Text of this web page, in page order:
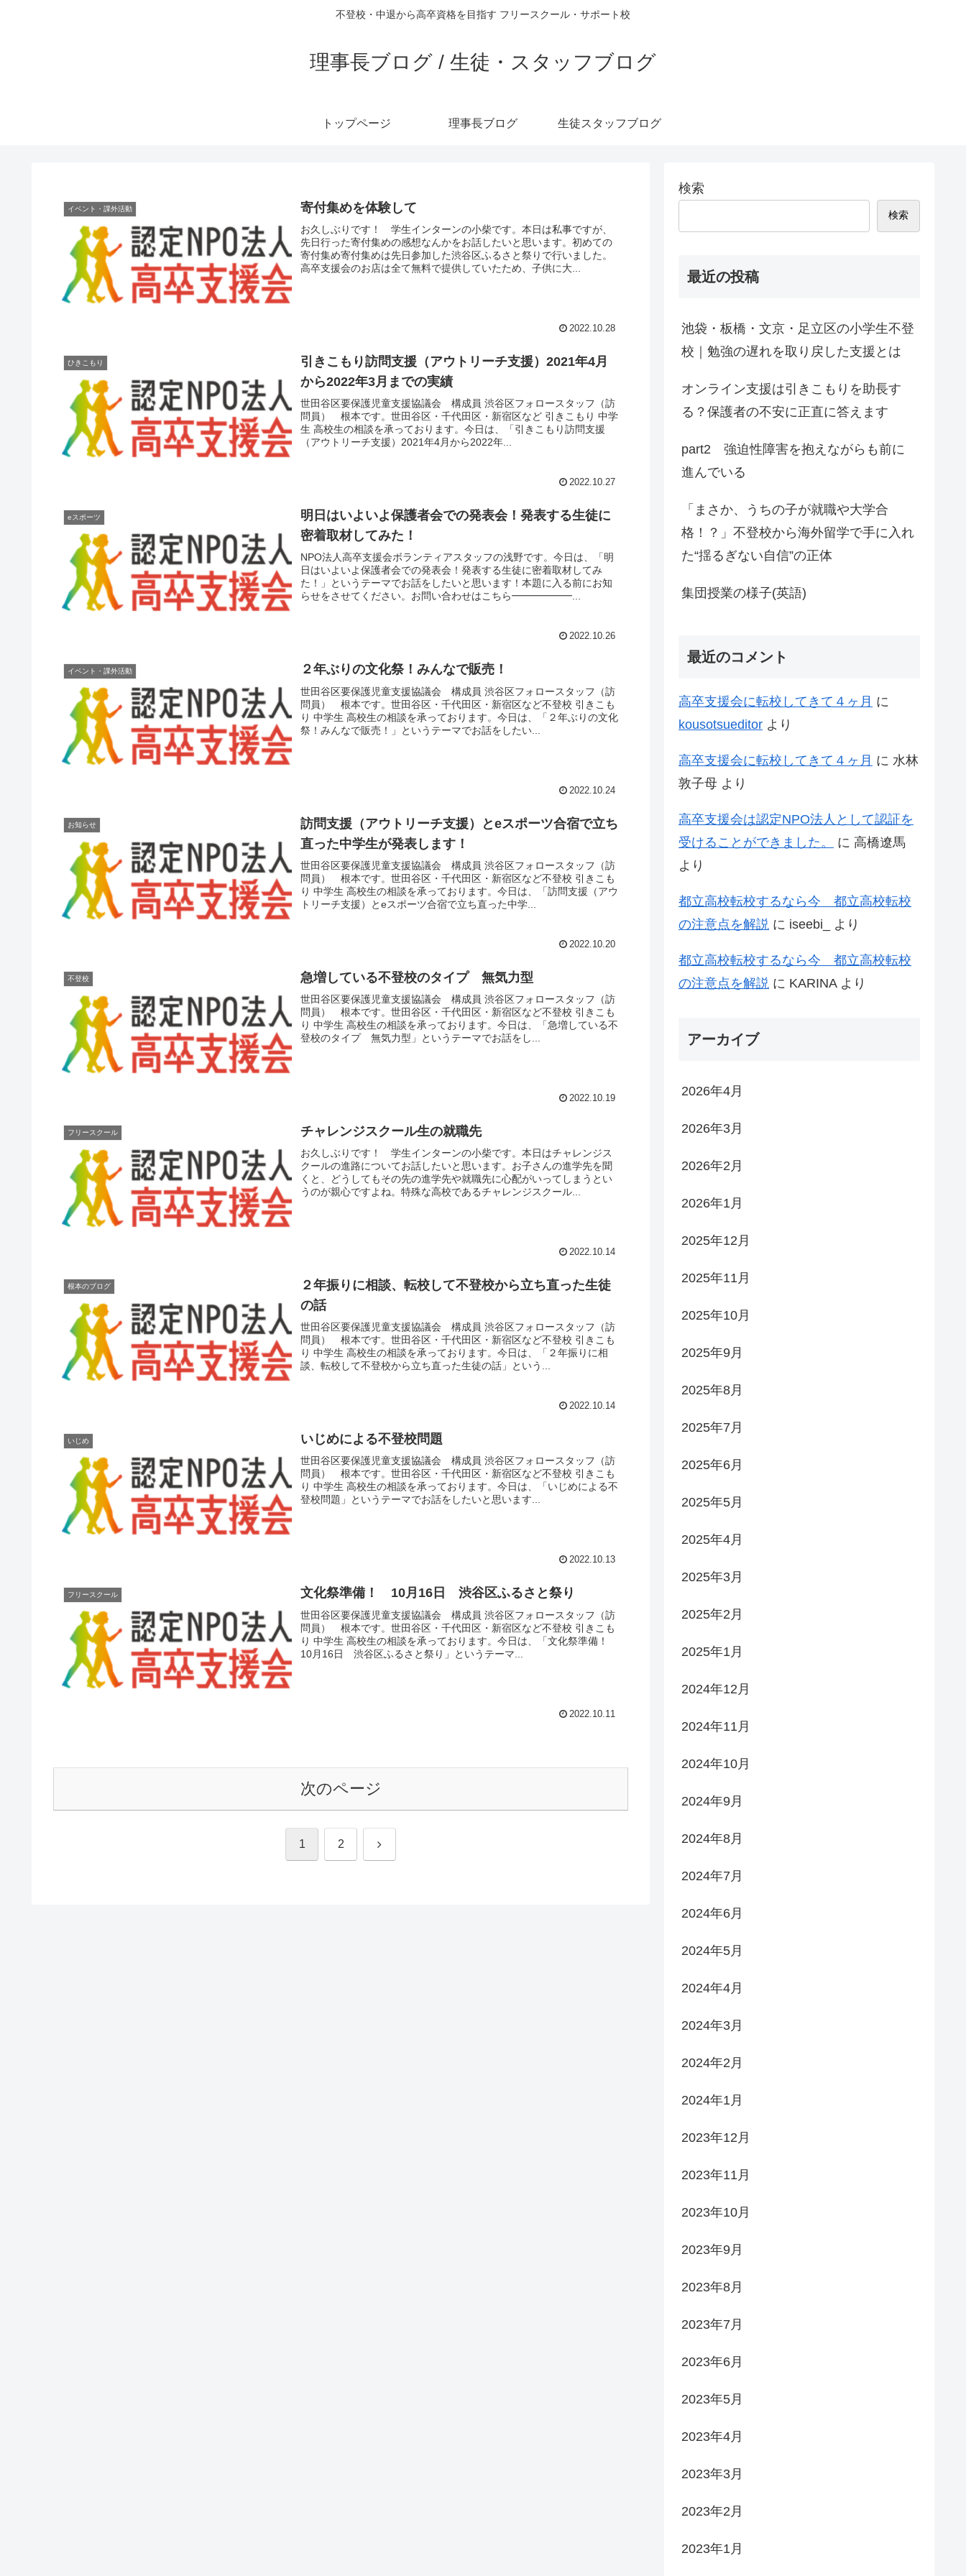
不登校・中退から高卒資格を目指す フリースクール・サポート校
理事長ブログ / 生徒・スタッフブログ
トップページ 理事長ブログ 生徒スタッフブログ
イベント・課外活動 寄付集めを体験して
お久しぶりです！ 学生インターンの小柴です。本日は私事ですが、
先日行った寄付集めの感想なんかをお話したいと思います。初めての
寄付集め寄付集めは先日参加した渋谷区ふるさと祭りで行いました。
高卒支援会のお店は全て無料で提供していたため、子供に大...
2022.10.28
ひきこもり
引きこもり訪問支援（アウトリーチ支援）2021年4月
から2022年3月までの実績
世田谷区要保護児童支援協議会 構成員 渋谷区フォロースタッフ（訪
問員） 根本です。世田谷区・千代田区・新宿区など 引きこもり 中学
生 高校生の相談を承っております。今日は、「引きこもり訪問支援
（アウトリーチ支援）2021年4月から2022年...
2022.10.27
eスポーツ
明日はいよいよ保護者会での発表会！発表する生徒に
密着取材してみた！
NPO法人高卒支援会ボランティアスタッフの浅野です。今日は、「明
日はいよいよ保護者会での発表会！発表する生徒に密着取材してみ
た！」というテーマでお話をしたいと思います！本題に入る前にお知
らせをさせてください。お問い合わせはこちら━━━━━━...
2022.10.26
イベント・課外活動 ２年ぶりの文化祭！みんなで販売！
世田谷区要保護児童支援協議会 構成員 渋谷区フォロースタッフ（訪
問員） 根本です。世田谷区・千代田区・新宿区など不登校 引きこも
り 中学生 高校生の相談を承っております。今日は、「２年ぶりの文化
祭！みんなで販売！」というテーマでお話をしたい...
2022.10.24
お知らせ
訪問支援（アウトリーチ支援）とeスポーツ合宿で立ち
直った中学生が発表します！
世田谷区要保護児童支援協議会 構成員 渋谷区フォロースタッフ（訪
問員） 根本です。世田谷区・千代田区・新宿区など不登校 引きこも
り 中学生 高校生の相談を承っております。今日は、「訪問支援（アウ
トリーチ支援）とeスポーツ合宿で立ち直った中学...
2022.10.20
不登校 急増している不登校のタイプ 無気力型
世田谷区要保護児童支援協議会 構成員 渋谷区フォロースタッフ（訪
問員） 根本です。世田谷区・千代田区・新宿区など不登校 引きこも
り 中学生 高校生の相談を承っております。今日は、「急増している不
登校のタイプ 無気力型」というテーマでお話をし...
2022.10.19
フリースクール チャレンジスクール生の就職先
お久しぶりです！ 学生インターンの小柴です。本日はチャレンジス
クールの進路についてお話したいと思います。お子さんの進学先を聞
くと、どうしてもその先の進学先や就職先に心配がいってしまうとい
うのが親心ですよね。特殊な高校であるチャレンジスクール...
2022.10.14
根本のブログ
２年振りに相談、転校して不登校から立ち直った生徒
の話
世田谷区要保護児童支援協議会 構成員 渋谷区フォロースタッフ（訪
問員） 根本です。世田谷区・千代田区・新宿区など不登校 引きこも
り 中学生 高校生の相談を承っております。今日は、「２年振りに相
談、転校して不登校から立ち直った生徒の話」という...
2022.10.14
いじめ いじめによる不登校問題
世田谷区要保護児童支援協議会 構成員 渋谷区フォロースタッフ（訪
問員） 根本です。世田谷区・千代田区・新宿区など不登校 引きこも
り 中学生 高校生の相談を承っております。今日は、「いじめによる不
登校問題」というテーマでお話をしたいと思います...
2022.10.13
フリースクール 文化祭準備！ 10月16日 渋谷区ふるさと祭り
世田谷区要保護児童支援協議会 構成員 渋谷区フォロースタッフ（訪
問員） 根本です。世田谷区・千代田区・新宿区など不登校 引きこも
り 中学生 高校生の相談を承っております。今日は、「文化祭準備！
10月16日 渋谷区ふるさと祭り」というテーマ...
2022.10.11
次のページ
1 2 次
検索
検索
最近の投稿
池袋・板橋・文京・足立区の小学生不登
校｜勉強の遅れを取り戻した支援とは
オンライン支援は引きこもりを助長す
る？保護者の不安に正直に答えます
part2 強迫性障害を抱えながらも前に
進んでいる
「まさか、うちの子が就職や大学合
格！？」不登校から海外留学で手に入れ
た“揺るぎない自信”の正体
集団授業の様子(英語)
最近のコメント
高卒支援会に転校してきて４ヶ月 に
kousotsueditor より
高卒支援会に転校してきて４ヶ月 に 水林
敦子母 より
高卒支援会は認定NPO法人として認証を
受けることができました。
に 高橋遼馬
より
都立高校転校するなら今 都立高校転校
の注意点を解説 に iseebi_ より
都立高校転校するなら今 都立高校転校
の注意点を解説 に KARINAより
アーカイブ
2026年4月
2026年3月
2026年2月
2026年1月
2025年12月
2025年11月
2025年10月
2025年9月
2025年8月
2025年7月
2025年6月
2025年5月
2025年4月
2025年3月
2025年2月
2025年1月
2024年12月
2024年11月
2024年10月
2024年9月
2024年8月
2024年7月
2024年6月
2024年5月
2024年4月
2024年3月
2024年2月
2024年1月
2023年12月
2023年11月
2023年10月
2023年9月
2023年8月
2023年7月
2023年6月
2023年5月
2023年4月
2023年3月
2023年2月
2023年1月